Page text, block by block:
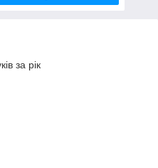
за рік